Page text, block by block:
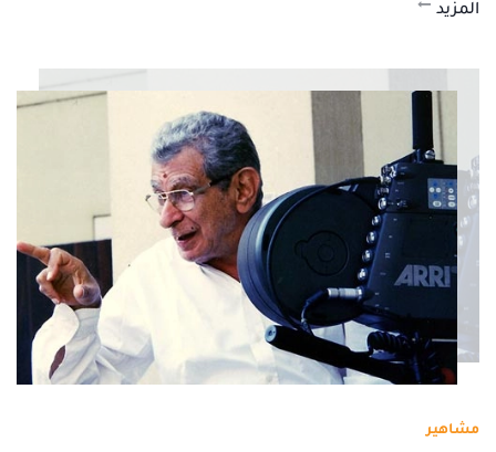
المزيد
مشاهير